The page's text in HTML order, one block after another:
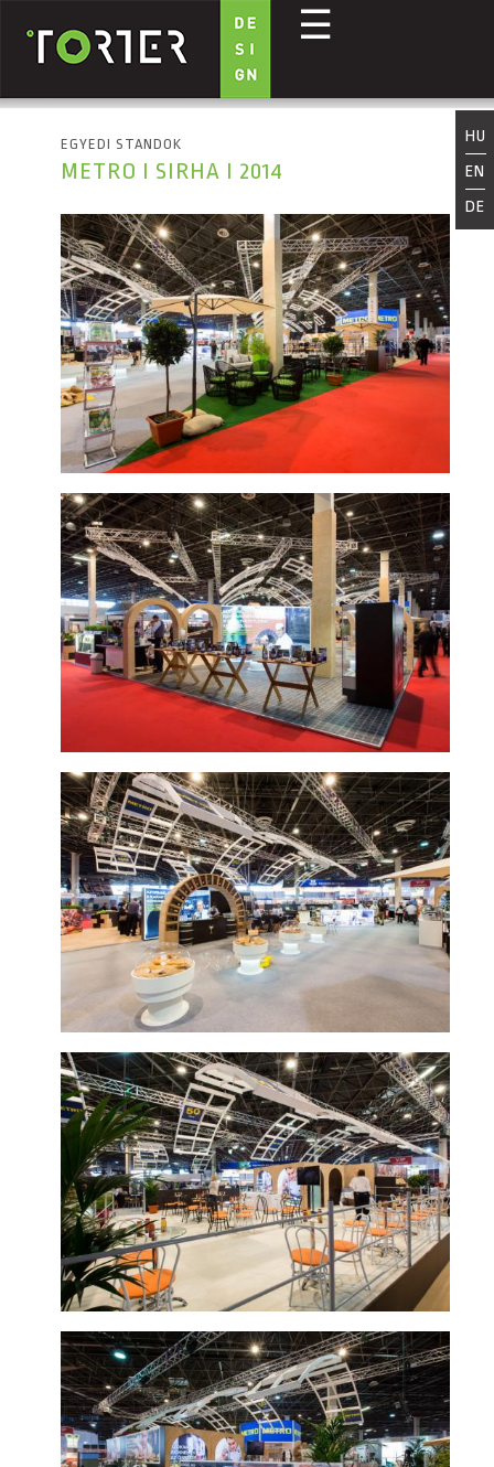
Ugrás a tartalomra
☰
HU
EN
DE
EGYEDI STANDOK
METRO I SIRHA I 2014